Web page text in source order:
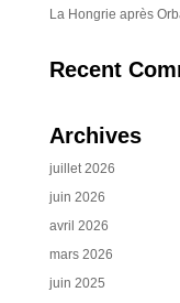
La Hongrie après
Recent
Archives
juillet 2026
juin 2026
avril 2026
mars 2026
juin 2025